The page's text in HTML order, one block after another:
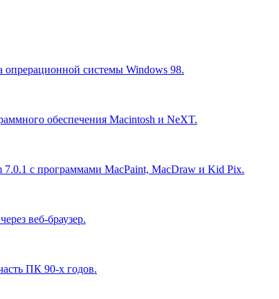
опрерационной системы Windows 98.
обеспечения Macintosh и NeXT.
7.0.1 с программами MacPaint, MacDraw и Kid Pix.
веб-браузер.
ПК 90-х годов.